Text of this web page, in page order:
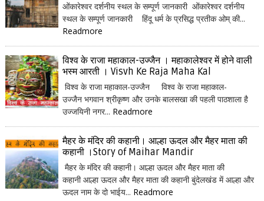
ओंकारेश्वर दर्शनीय स्थल के सम्पूर्ण जानकारी ओंकारेश्वर दर्शनीय
स्थल के सम्पूर्ण जानकारी हिंदू धर्म के प्रसिद्ध प्रतीक ओम् की...
Readmore
विश्व के राजा महाकाल-उज्जैन । महाकालेश्वर में होने वाली
भस्म आरती । Visvh Ke Raja Maha Kal
विश्व के राजा महाकाल-उज्जैन विश्व के राजा महाकाल-
उज्जैन भगवान श्रीकृष्ण और उनके बालसखा की पहली पाठशाला है
उज्जयिनी नगर... Readmore
मैहर के मंदिर की कहानी। आल्हा ऊदल और मैहर माता की
कहानी ।Story of Maihar Mandir
मैहर के मंदिर की कहानी। आल्हा ऊदल और मैहर माता की
कहानी आल्हा ऊदल और मैहर माता की कहानी बुंदेलखंड में आल्हा और
ऊदल नाम के दो भाईय... Readmore